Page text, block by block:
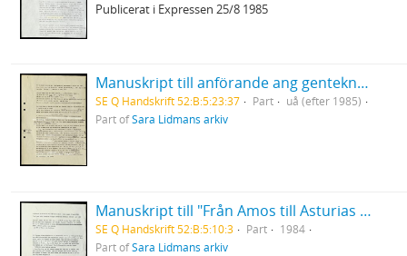
Publicerat i Expressen 25/8 1985
Manuskript till anförande ang genteknologi
SE Q Handskrift 52:B:5:23:37 Part
uå (efter 1985)
Part ofSara Lidmans arkiv
Manuskript till "Från Amos till Asturias - några tankar om rättvisa, kärlek och död.
SE Q Handskrift 52:B:5:10:3 Part
1984
Part ofSara Lidmans arkiv